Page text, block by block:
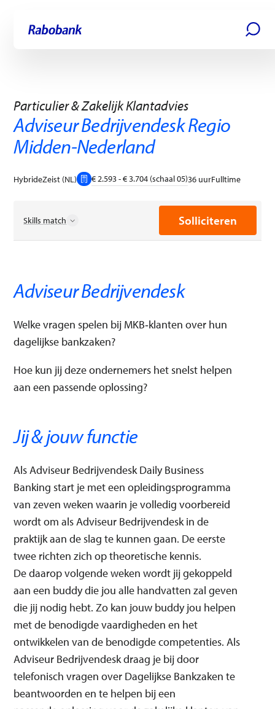
Ga direct naar:Hoofdinhoud
Adviseur Bedrijvendesk Regio
Midden-Nederland
Particulier & Zakelijk Klantadvies
HybrideZeist (NL) € 2.593 - € 3.704 (schaal 05)36 uurFulltime
Skills match Solliciteren
Financiële adviezen
Financiële producten
Gedisciplineerde uitvoering
Klantervaring (CX)
Professionele samenwerking
Verbeteringen van bedrijfsprocessen
indicatie of deze vacature bij jouw skills past.
Adviseur Bedrijvendesk
Welke vragen spelen bij MKB‑klanten over hun
dagelijkse bankzaken?
Hoe kun jij deze ondernemers het snelst helpen
aan een passende oplossing?
Jij & jouw functie
Als Adviseur Bedrijvendesk Daily Business
Banking start je met een opleidingsprogramma
van zeven weken waarin je volledig voorbereid
wordt om als Adviseur Bedrijvendesk in de
praktijk aan de slag te kunnen gaan. De eerste
twee richten zich op theoretische kennis.
De daarop volgende weken wordt jij gekoppeld
aan een buddy die jou alle handvatten zal geven
die jij nodig hebt. Zo kan jouw buddy jou helpen
met de benodigde vaardigheden en het
ontwikkelen van de benodigde competenties. Als
Adviseur Bedrijvendesk draag je bij door
telefonisch vragen over Dagelijkse Bankzaken te
beantwoorden en te helpen bij een